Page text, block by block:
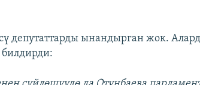
депутаттарды ынандырган жок.